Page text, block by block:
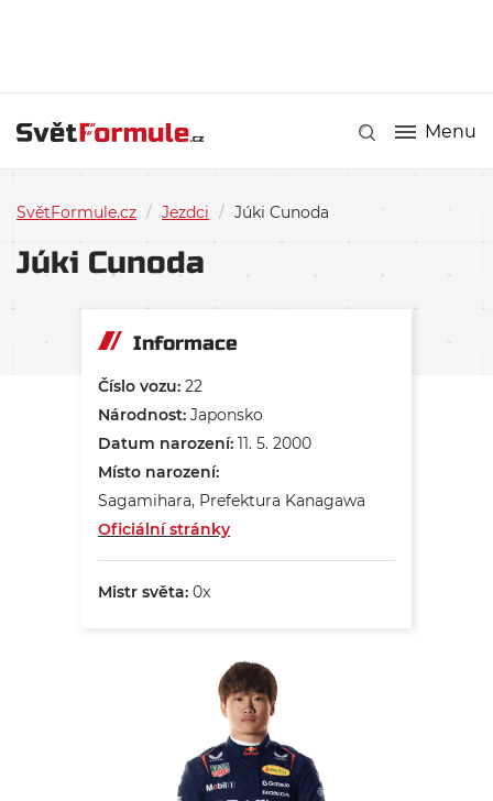
Menu
SvětFormule.cz / Jezdci / Júki Cunoda
Júki Cunoda
Informace
Číslo vozu: 22
Národnost: Japonsko
Datum narození: 11. 5. 2000
Místo narození:
Sagamihara, Prefektura Kanagawa
Oficiální stránky
Mistr světa: 0x